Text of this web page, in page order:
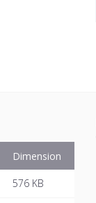
Dimension
576 KB